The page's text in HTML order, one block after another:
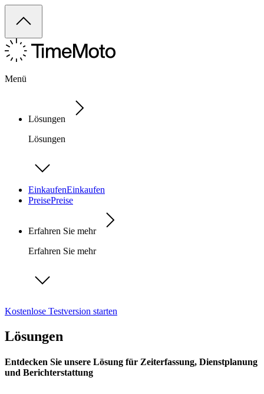
Menü
Lösungen
Lösungen
EinkaufenEinkaufen
PreisePreise
Erfahren Sie mehr
Erfahren Sie mehr
Kostenlose Testversion starten
Lösungen
Entdecken Sie unsere Lösung für Zeiterfassung, Dienstplanung
und Berichterstattung